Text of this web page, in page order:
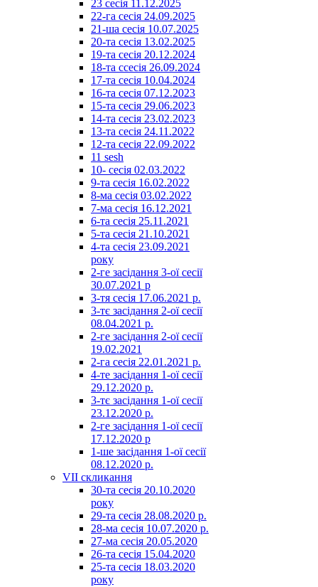
23 сесія 11.12.2025
22-га сесія 24.09.2025
21-ша сесія 10.07.2025
20-та сесія 13.02.2025
19-та сесія 20.12.2024
18-та ссесія 26.09.2024
17-та сесія 10.04.2024
16-та сесія 07.12.2023
15-та сесія 29.06.2023
14-та сесія 23.02.2023
13-та сесія 24.11.2022
12-та сесія 22.09.2022
11 sesh
10- сесія 02.03.2022
9-та сесія 16.02.2022
8-ма сесія 03.02.2022
7-ма сесія 16.12.2021
6-та сесія 25.11.2021
5-та сесія 21.10.2021
4-та сесія 23.09.2021
року
2-ге засідання 3-ої сесії
30.07.2021 р
3-тя сесія 17.06.2021 р.
3-тє засідання 2-ої сесії
08.04.2021 р.
2-ге засідання 2-ої сесії
19.02.2021
2-га сесія 22.01.2021 р.
4-те засідання 1-ої сесії
29.12.2020 р.
3-тє засідання 1-ої сесії
23.12.2020 р.
2-ге засідання 1-ої сесії
17.12.2020 р
1-ше засідання 1-ої сесії
08.12.2020 р.
VII скликання
30-та сесія 20.10.2020
року
29-та сесія 28.08.2020 р.
28-ма сесія 10.07.2020 р.
27-ма сесія 20.05.2020
26-та сесія 15.04.2020
25-та сесія 18.03.2020
року